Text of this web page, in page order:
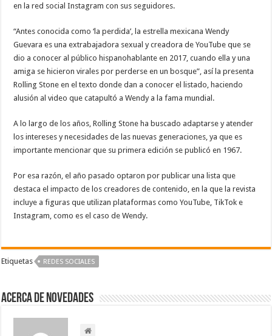
en la red social Instagram con sus seguidores.
“Antes conocida como ‘la perdida’, la estrella mexicana Wendy
Guevara es una extrabajadora sexual y creadora de YouTube que se
dio a conocer al público hispanohablante en 2017, cuando ella y una
amiga se hicieron virales por perderse en un bosque”, así la presenta
Rolling Stone en el texto donde dan a conocer el listado, haciendo
alusión al video que catapultó a Wendy a la fama mundial.
A lo largo de los años, Rolling Stone ha buscado adaptarse y atender
los intereses y necesidades de las nuevas generaciones, ya que es
importante mencionar que su primera edición se publicó en 1967.
Por esa razón, el año pasado optaron por publicar una lista que
destaca el impacto de los creadores de contenido, en la que la revista
incluye a figuras que utilizan plataformas como YouTube, TikTok e
Instagram, como es el caso de Wendy.
Etiquetas REDES SOCIALES
Acerca de NOVEDADES